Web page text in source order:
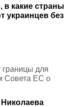
в какие страны
украинцев без
для
Совета ЕС о